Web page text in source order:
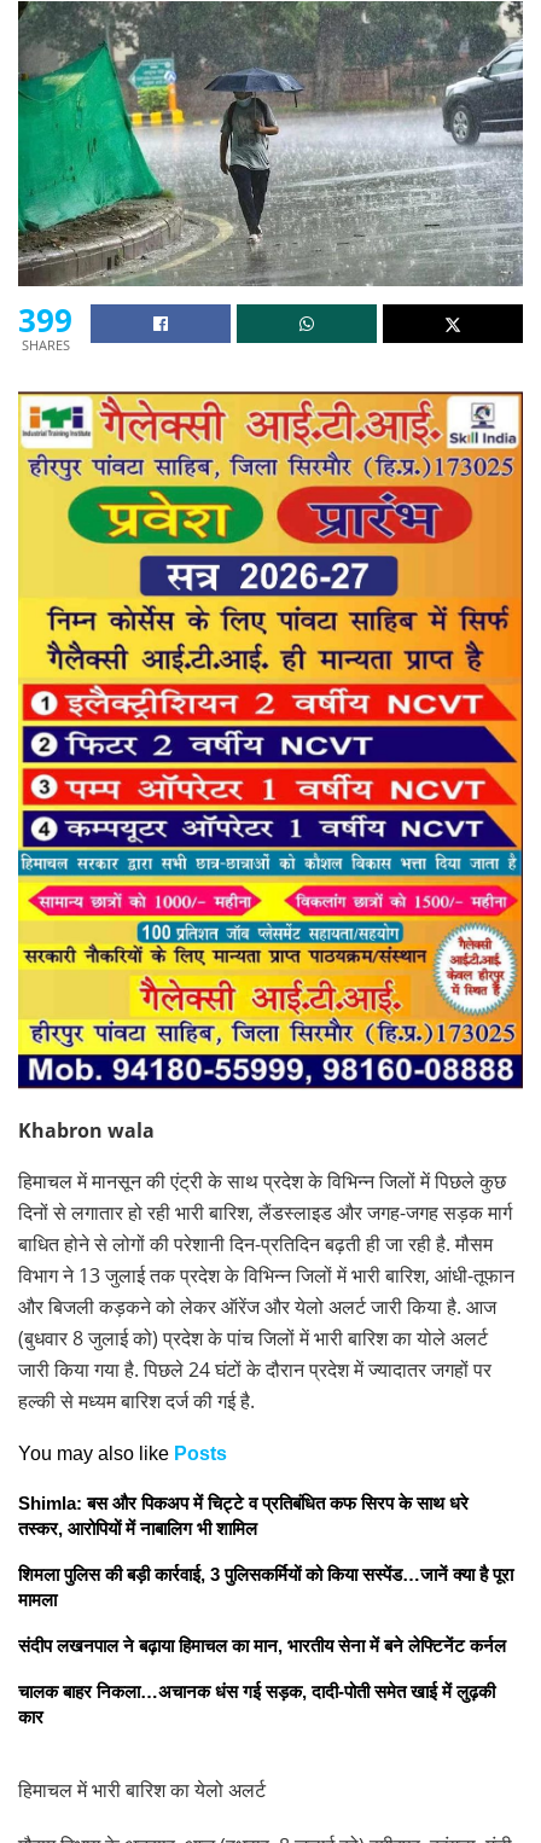
399
SHARES
Khabron wala
हिमाचल में मानसून की एंट्री के साथ प्रदेश के विभिन्न जिलों में पिछले कुछ
दिनों से लगातार हो रही भारी बारिश, लैंडस्लाइड और जगह-जगह सड़क मार्ग
बाधित होने से लोगों की परेशानी दिन-प्रतिदिन बढ़ती ही जा रही है. मौसम
विभाग ने 13 जुलाई तक प्रदेश के विभिन्न जिलों में भारी बारिश, आंधी-तूफान
और बिजली कड़कने को लेकर ऑरेंज और येलो अलर्ट जारी किया है. आज
(बुधवार 8 जुलाई को) प्रदेश के पांच जिलों में भारी बारिश का योले अलर्ट
जारी किया गया है. पिछले 24 घंटों के दौरान प्रदेश में ज्यादातर जगहों पर
हल्की से मध्यम बारिश दर्ज की गई है.
You may also like Posts
Shimla: बस और पिकअप में चिट्टे व प्रतिबंधित कफ सिरप के साथ धरे
तस्कर, आरोपियों में नाबालिग भी शामिल
शिमला पुलिस की बड़ी कार्रवाई, 3 पुलिसकर्मियों को किया सस्पेंड…जानें क्या है पूरा
मामला
संदीप लखनपाल ने बढ़ाया हिमाचल का मान, भारतीय सेना में बने लेफ्टिनेंट कर्नल
चालक बाहर निकला…अचानक धंस गई सड़क, दादी-पोती समेत खाई में लुढ़की
कार
हिमाचल में भारी बारिश का येलो अलर्ट